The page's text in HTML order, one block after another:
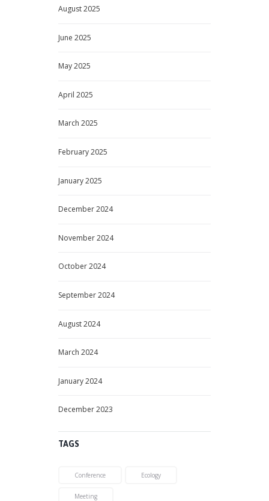
August2025
June 2025
May2025
April 2025
March 2025
February2025
January2025
December2024
November2024
October2024
September2024
August2024
March 2024
January2024
December2023
TAGS
Conference Ecology
Meeting